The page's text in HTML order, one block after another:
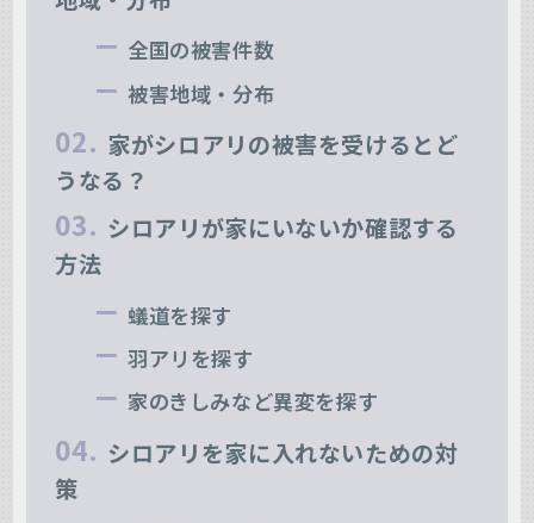
全国の被害件数
被害地域・分布
家がシロアリの被害を受けるとど
うなる？
シロアリが家にいないか確認する
方法
蟻道を探す
羽アリを探す
家のきしみなど異変を探す
シロアリを家に入れないための対
策